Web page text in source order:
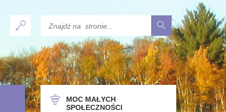
-
MOC MAŁYCH
SPOŁECZNOŚCI